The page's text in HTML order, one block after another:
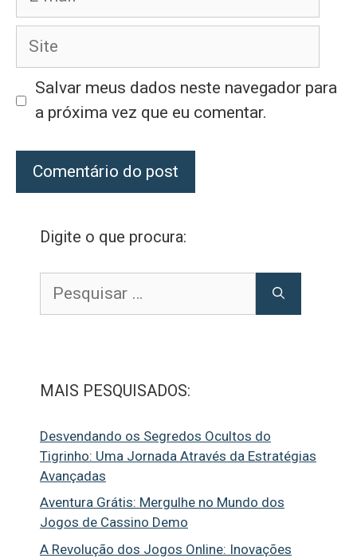
Site
Salvar meus dados neste navegador para
a próxima vez que eu comentar.
Digite o que procura:
por:
MAIS PESQUISADOS:
Desvendando os Segredos Ocultos do
Tigrinho: Uma Jornada Através da Estratégias
Avançadas
Aventura Grátis: Mergulhe no Mundo dos
Jogos de Cassino Demo
A Revolução dos Jogos Online: Inovações